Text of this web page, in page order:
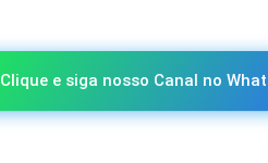
Clique e siga nosso Canal no